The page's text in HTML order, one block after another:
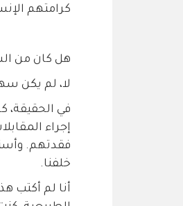
كرامتهم
هل كان من
لا، لم يكن
في الحقيقة،
إجراء
فقدتهم.
خلفنا.
أنا لم أكتب